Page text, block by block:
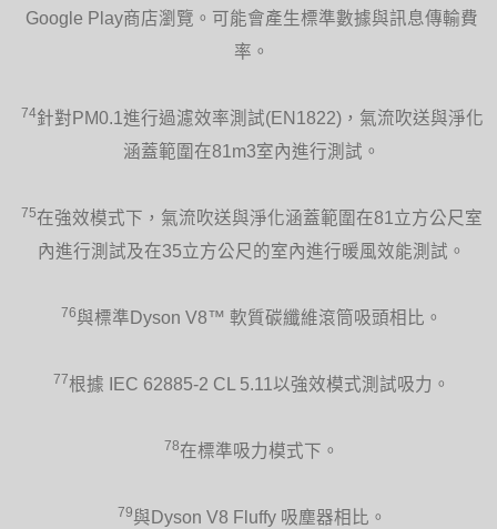
Google Play商店瀏覽。可能會產生標準數據與訊息傳輸費
率。
74針對PM0.1進行過濾效率測試(EN1822)，氣流吹送與淨化
涵蓋範圍在81m3室內進行測試。
75在強效模式下，氣流吹送與淨化涵蓋範圍在81立方公尺室
內進行測試及在35立方公尺的室內進行暖風效能測試。
76與標準Dyson V8™ 軟質碳纖維滾筒吸頭相比。
77根據 IEC 62885-2 CL 5.11以強效模式測試吸力。
78在標準吸力模式下。
79與Dyson V8 Fluffy 吸塵器相比。